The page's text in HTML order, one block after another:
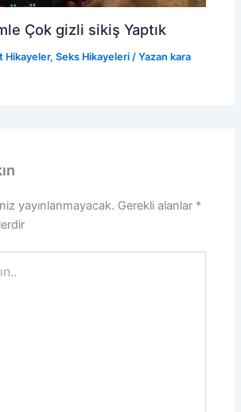
Çok gizli sikiş Yaptık
Hikayeler,Seks Hikayeleri / Yazan kara
yayınlanmayacak. Gerekli alanlar *